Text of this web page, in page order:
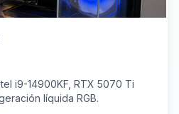
i9-14900KF, RTX 5070 Ti
líquida RGB.